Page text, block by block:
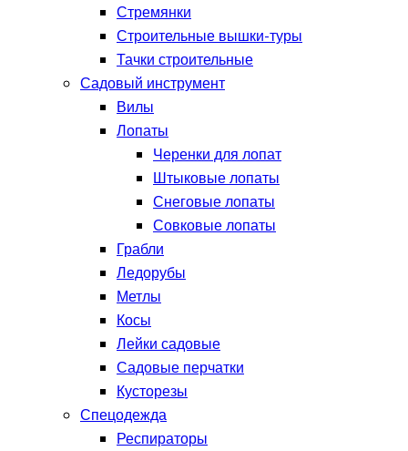
Стремянки
Строительные вышки-туры
Тачки строительные
Садовый инструмент
Вилы
Лопаты
Черенки для лопат
Штыковые лопаты
Снеговые лопаты
Совковые лопаты
Грабли
Ледорубы
Метлы
Косы
Лейки садовые
Садовые перчатки
Кусторезы
Спецодежда
Респираторы